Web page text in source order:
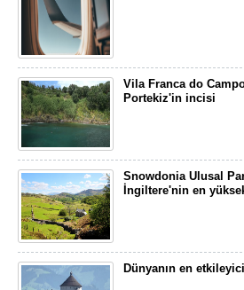
Vila Franca do
Portekiz'in incisi
Snowdonia Ulusal
İngiltere'nin en
Dünyanın en